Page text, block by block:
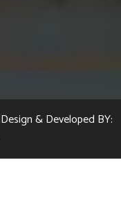
Design & Developed BY: